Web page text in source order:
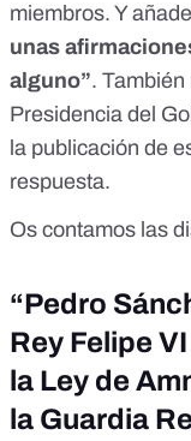
miembros. Y
unas
alguno”.
Presidencia del
la publicación de
respuesta.
Os contamos las
“Pedro
Rey Felipe
la Ley de
la Guardia